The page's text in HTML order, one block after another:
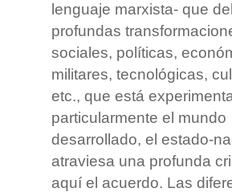
lenguaje marxista- que
profundas
sociales, políticas,
militares, tecnológicas,
etc., que está
particularmente el mundo
desarrollado, el estado-
atraviesa una profunda
aquí el acuerdo. Las